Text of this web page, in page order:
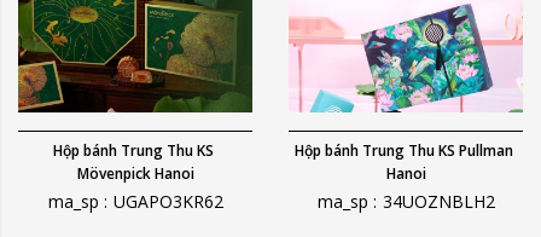
Hộp bánh Trung Thu KS
Mövenpick Hanoi
ma_sp : UGAPO3KR62
Hộp bánh Trung Thu KS Pullman
Hanoi
ma_sp : 34UOZNBLH2